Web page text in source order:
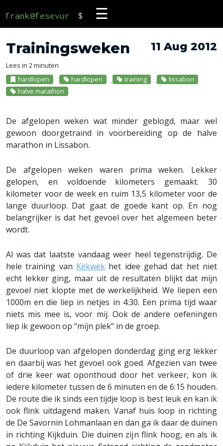
frank@fesevur $ ☰
11 Aug 2012
Trainingsweken
Lees in 2 minuten
hardlopen
hardlopen training
lissabon
halve marathon
De afgelopen weken wat minder geblogd, maar wel
gewoon doorgetraind in voorbereiding op de halve
marathon in Lissabon.
De afgelopen weken waren prima weken. Lekker
gelopen, en voldoende kilometers gemaakt. 30
kilometer voor de week en ruim 13,5 kilometer voor de
lange duurloop. Dat gaat de goede kant op. En nog
belangrijker is dat het gevoel over het algemeen beter
wordt.
Al was dat laatste vandaag weer heel tegenstrijdig. De
hele training van Kèkwèk het idee gehad dat het niet
echt lekker ging, maar uit de resultaten blijkt dat mijn
gevoel niet klopte met de werkelijkheid. We liepen een
1000m en die liep in netjes in 4:30. Een prima tijd waar
niets mis mee is, voor mij. Ook de andere oefeningen
liep ik gewoon op “mijn plek” in de groep.
De duurloop van afgelopen donderdag ging erg lekker
en daarbij was het gevoel ook goed. Afgezien van twee
of drie keer wat oponthoud door het verkeer, kon ik
iedere kilometer tussen de 6 minuten en de 6:15 houden.
De route die ik sinds een tijdje loop is best leuk en kan ik
ook flink uitdagend maken. Vanaf huis loop in richting
de De Savornin Lohmanlaan en dan ga ik daar de duinen
in richting Kijkduin. Die duinen zijn flink hoog, en als ik